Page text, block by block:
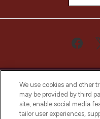
Bądź pierwszą
We use cookies and other
may be provided by third
site, enable social media
tailor user experiences,